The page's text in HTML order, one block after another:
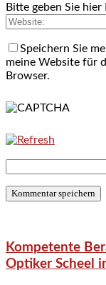
Bitte geben Sie
Speichern Sie
meine Website für
Browser.
Kompetente
Optiker Scheel